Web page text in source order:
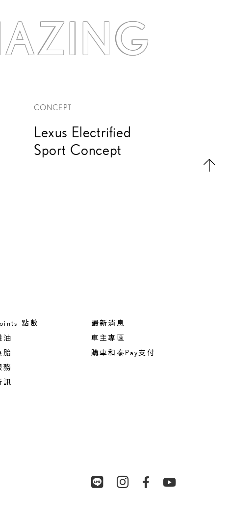
CONCEPT
Lexus Electrified
Sport Concept
點數
油
胎
務
訊
最新消息
車主專區
購車和泰Pay支付